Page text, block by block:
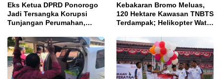
Eks Ketua DPRD Ponorogo
Jadi Tersangka Korupsi
Tunjangan Perumahan,
Intervensi Kajian KJPP
Kebakaran Bromo Meluas,
120 Hektare Kawasan TNBTS
Terdampak; Helikopter Water